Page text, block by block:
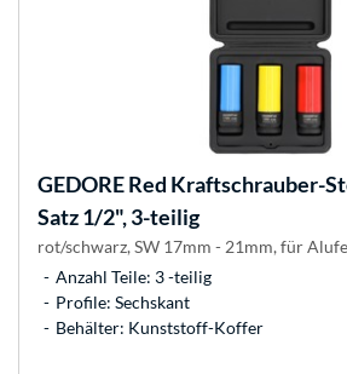
GEDORERed Kraftschrauber-
Satz 1/2", 3-teilig
rot/schwarz, SW 17mm - 21mm, für
Anzahl Teile: 3 -teilig
Profile: Sechskant
Behälter: Kunststoff-Koffer